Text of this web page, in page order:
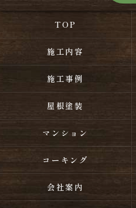
TOP
施工内容
施工事例
屋根塗装
マンション
コーキング
会社案内